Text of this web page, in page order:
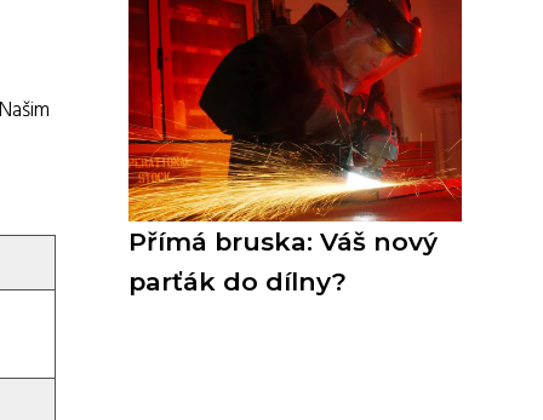
Přímá bruska: Váš nový
parťák do dílny?